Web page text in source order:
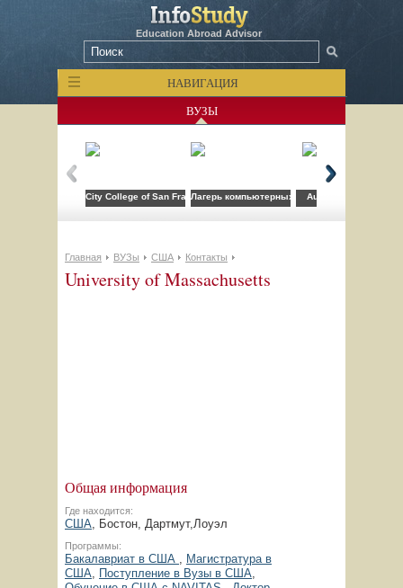
Education Abroad Advisor
НАВИГАЦИЯ
ВУЗЫ
City College of San FranciscoЛагерь компьютерных технологий FLS при
Auburn University
Главная ВУЗы США Контакты
University of Massachusetts
Общая информация
Где находится:
США, Бостон, Дартмут,Лоуэл
Программы:
Бакалавриат в США , Магистратура в
США, Поступление в Вузы в США,